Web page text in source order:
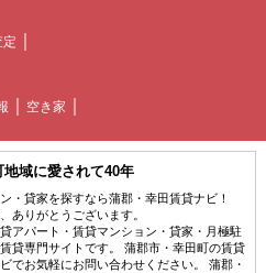
定
空き家
域に愛されて40年
・貸家を探すなら蒲郡・幸田賃貸ナビ！
ありがとうございます。
アパート・賃貸マンション・貸家・月極駐
貸専門サイトです。 蒲郡市・幸田町の賃貸
でお気軽にお問い合わせください。 蒲郡・